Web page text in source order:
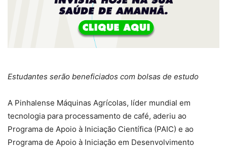
Estudantes serão beneficiados com bolsas de estudo
A Pinhalense Máquinas Agrícolas, líder mundial em
tecnologia para processamento de café, aderiu ao
Programa de Apoio à Iniciação Científica (PAIC) e ao
Programa de Apoio à Iniciação em Desenvolvimento